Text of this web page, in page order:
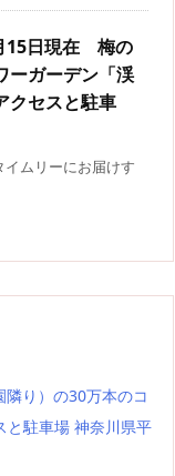
15日現在 梅の
ガーデン「渓
セスと駐車
ムリーにお届けす
り）の30万本のコ
と駐車場 神奈川県平